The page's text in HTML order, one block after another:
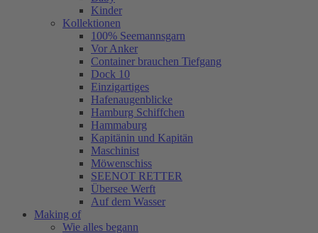
Kinder
Kollektionen
100% Seemannsgarn
Vor Anker
Container brauchen Tiefgang
Dock 10
Einzigartiges
Hafenaugen­blicke
Hamburg Schiffchen
Hammaburg
Kapitänin und Kapitän
Maschinist
Möwenschiss
SEENOT RETTER
Übersee Werft
Auf dem Wasser
Making of
Wie alles begann